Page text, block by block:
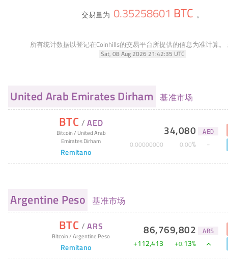
交易量为 0.35258601 BTC 。
所有统计数据以登记在Coinhills的交易平台所提供的信息为准计算。
Sat, 08 Aug 2026 21:42:35 UTC
United Arab Emirates Dirham 基准市场
BTC /AED
Bitcoin/ United Arab
Emirates Dirham
Remitano
34,080 AED
0.00000000 0.00%
Argentine Peso 基准市场
BTC /ARS
Bitcoin/Argentine Peso
Remitano
86,769,802 ARS
+112,413 +0.13%